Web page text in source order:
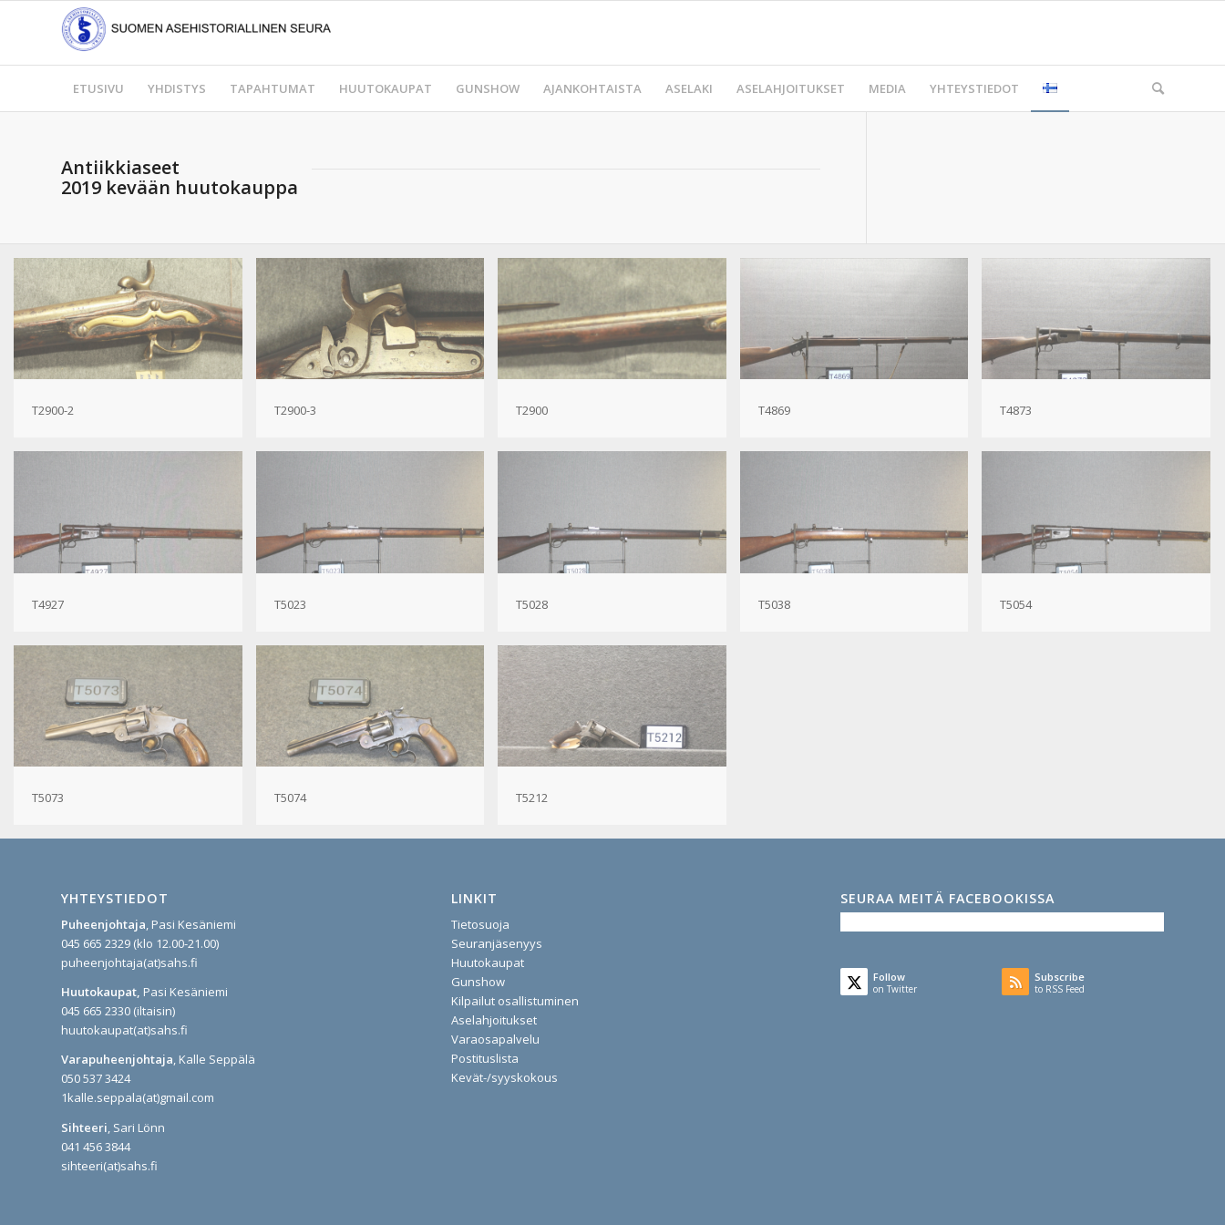
ETUSIVU YHDISTYS TAPAHTUMAT HUUTOKAUPAT GUNSHOW AJANKOHTAISTA ASELAKI ASELAHJOITUKSET MEDIA YHTEYSTIEDOT
Antiikkiaseet
2019 kevään huutokauppa
T2900-2 T2900-3 T2900 T4869 T4873
T4927 T5023 T5028 T5038 T5054
T5073 T5074 T5212
YHTEYSTIEDOT
Puheenjohtaja, Pasi Kesäniemi
045 665 2329 (klo 12.00-21.00)
puheenjohtaja(at)sahs.fi
Huutokaupat, Pasi Kesäniemi
045 665 2330 (iltaisin)
huutokaupat(at)sahs.fi
Varapuheenjohtaja, Kalle Seppälä
050 537 3424
1kalle.seppala(at)gmail.com
Sihteeri , Sari Lönn
041 456 3844
sihteeri(at)sahs.fi
LINKIT
Tietosuoja
Seuranjäsenyys
Huutokaupat
Gunshow
Kilpailut osallistuminen
Aselahjoitukset
Varaosapalvelu
Postituslista
Kevät-/syyskokous
SEURAA MEITÄ FACEBOOKISSA
Follow
on Twitter
Subscribe
to RSS Feed